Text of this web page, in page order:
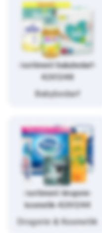
/sortiment/babybedarf-
4261248
Babybedarf
/sortiment/drogerie-
kosmetik-4261244
Drogerie & Kosmetik